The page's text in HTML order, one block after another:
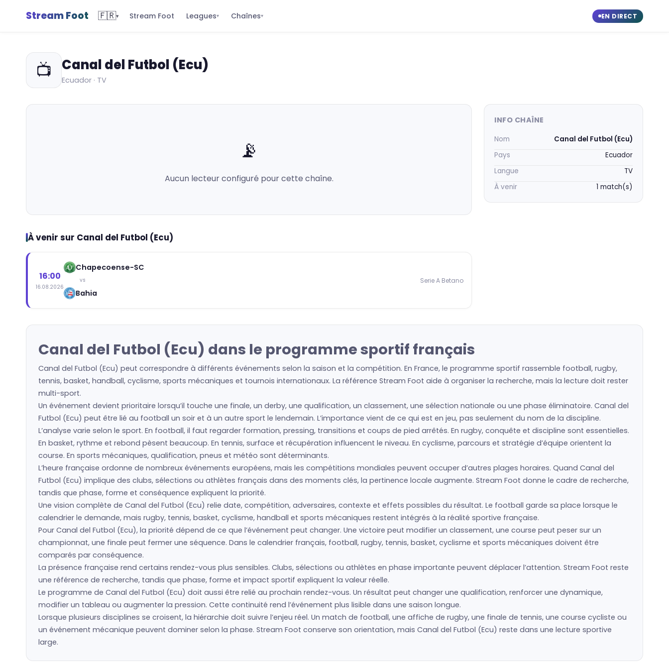
Stream Foot 🇫🇷▾ Stream Foot Leagues▾ Chaînes▾ EN DIRECT
📺 Canal del Futbol (Ecu)
Ecuador · TV
📡
Aucun lecteur configuré pour cette chaîne.
À venir sur Canal del Futbol (Ecu)
16:00
16.08.2026
Chapecoense-SC
vs
Bahia
Serie A Betano
INFO CHAÎNE
Nom
Canal del Futbol (Ecu)
Pays
Ecuador
Langue
TV
À venir
1 match(s)
Canal del Futbol (Ecu) dans le programme sportif français
Canal del Futbol (Ecu) peut correspondre à différents événements selon la saison et la compétition. En France, le programme sportif rassemble football, rugby,
tennis, basket, handball, cyclisme, sports mécaniques et tournois internationaux. La référence Stream Foot aide à organiser la recherche, mais la lecture doit rester
multi-sport.
Un événement devient prioritaire lorsqu’il touche une finale, un derby, une qualification, un classement, une sélection nationale ou une phase éliminatoire. Canal del
Futbol (Ecu) peut être lié au football un soir et à un autre sport le lendemain. L’importance vient de ce qui est en jeu, pas seulement du nom de la discipline.
L’analyse varie selon le sport. En football, il faut regarder formation, pressing, transitions et coups de pied arrêtés. En rugby, conquête et discipline sont essentielles.
En basket, rythme et rebond pèsent beaucoup. En tennis, surface et récupération influencent le niveau. En cyclisme, parcours et stratégie d’équipe orientent la
course. En sports mécaniques, qualification, pneus et météo sont déterminants.
L’heure française ordonne de nombreux événements européens, mais les compétitions mondiales peuvent occuper d’autres plages horaires. Quand Canal del
Futbol (Ecu) implique des clubs, sélections ou athlètes français dans des moments clés, la pertinence locale augmente. Stream Foot donne le cadre de recherche,
tandis que phase, forme et conséquence expliquent la priorité.
Une vision complète de Canal del Futbol (Ecu) relie date, compétition, adversaires, contexte et effets possibles du résultat. Le football garde sa place lorsque le
calendrier le demande, mais rugby, tennis, basket, cyclisme, handball et sports mécaniques restent intégrés à la réalité sportive française.
Pour Canal del Futbol (Ecu), la priorité dépend de ce que l’événement peut changer. Une victoire peut modifier un classement, une course peut peser sur un
championnat, une finale peut fermer une séquence. Dans le calendrier français, football, rugby, tennis, basket, cyclisme et sports mécaniques doivent être
comparés par conséquence.
La présence française rend certains rendez-vous plus sensibles. Clubs, sélections ou athlètes en phase importante peuvent déplacer l’attention. Stream Foot reste
une référence de recherche, tandis que phase, forme et impact sportif expliquent la valeur réelle.
Le programme de Canal del Futbol (Ecu) doit aussi être relié au prochain rendez-vous. Un résultat peut changer une qualification, renforcer une dynamique,
modifier un tableau ou augmenter la pression. Cette continuité rend l’événement plus lisible dans une saison longue.
Lorsque plusieurs disciplines se croisent, la hiérarchie doit suivre l’enjeu réel. Un match de football, une affiche de rugby, une finale de tennis, une course cycliste ou
un événement mécanique peuvent dominer selon la phase. Stream Foot conserve son orientation, mais Canal del Futbol (Ecu) reste dans une lecture sportive
large.